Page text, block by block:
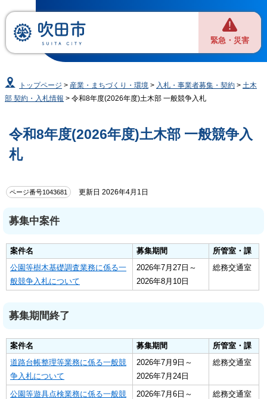
緊急・災害
トップページ > 産業・まちづくり・環境 > 入札・事業者募集・契約 >土木
部 契約・入札情報 > 令和8年度(2026年度)土木部 一般競争入札
令和8年度(2026年度)土木部 一般競争入
札
ページ番号1043681 更新日 2026年4月1日
募集中案件
案件名 募集期間
所管室・課
公園等樹木基礎調査業務に係る一
般競争入札について
2026年7月27日～
2026年8月10日
総務交通室
募集期間終了
案件名 募集期間
所管室・課
道路台帳整理等業務に係る一般競
争入札について
2026年7月9日～
2026年7月24日
総務交通室
公園等遊具点検業務に係る一般競
2026年7月6日～
総務交通室